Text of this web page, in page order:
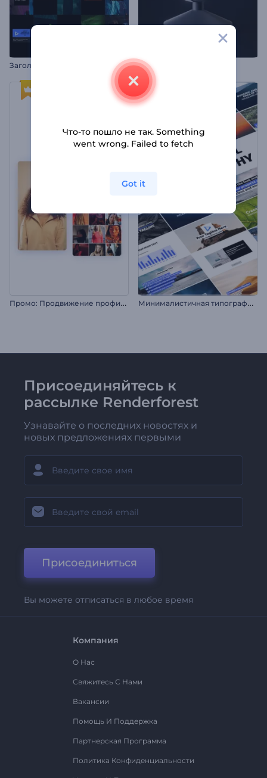
З
аголовки в стиле пиксель-глитч Интро релиза подкаста
П
ромо: Продвижение профиля в TikTok М
инималистичная типографика для соцсетей
Присоединяйтесь к
рассылке Renderforest
Узнавайте о последних новостях и
новых предложениях первыми
Присоединиться
Вы можете отписаться в любое время
Компания
О Нас
Свяжитесь С Нами
Вакансии
Помощь И Поддержка
Партнерская Программа
Политика Конфиденциальности
Что-то пошло не так. Something
went wrong. Failed to fetch
Got it